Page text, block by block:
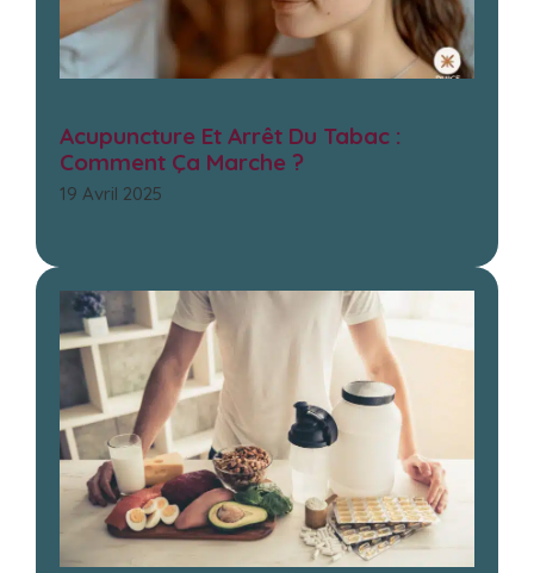
Acupuncture Et Arrêt Du Tabac :
Comment Ça Marche ?
19 Avril 2025